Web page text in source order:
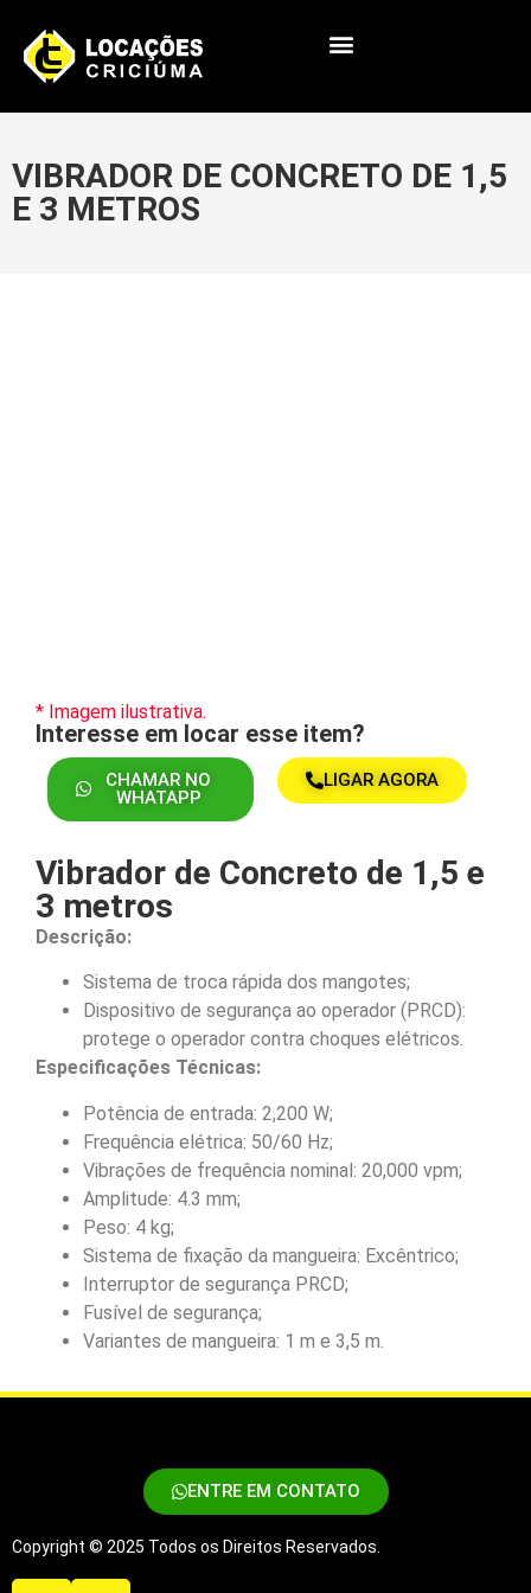
VIBRADOR DE CONCRETO DE 1,5
E 3 METROS
* Imagem ilustrativa.
Interesse em locar esse item?
CHAMAR NO
WHATAPP
LIGAR AGORA
Vibrador de Concreto de 1,5 e
3 metros
Descrição:
Sistema de troca rápida dos mangotes;
Dispositivo de segurança ao operador (PRCD):
protege o operador contra choques elétricos.
Especificações Técnicas:
Potência de entrada: 2,200 W;
Frequência elétrica: 50/60 Hz;
Vibrações de frequência nominal: 20,000 vpm;
Amplitude: 4.3 mm;
Peso: 4 kg;
Sistema de fixação da mangueira: Excêntrico;
Interruptor de segurança PRCD;
Fusível de segurança;
Variantes de mangueira: 1 m e 3,5 m.
ENTRE EM CONTATO
Copyright © 2025 Todos os Direitos Reservados.